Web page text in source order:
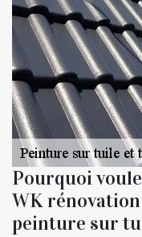
Pourquoi
WK
peinture sur